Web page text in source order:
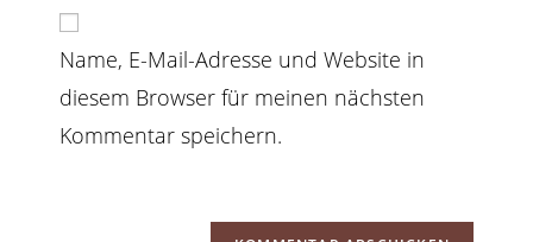
Kommentieren
(optional)
Name, E-Mail-Adresse und Website in
diesem Browser für meinen nächsten
Kommentar speichern.